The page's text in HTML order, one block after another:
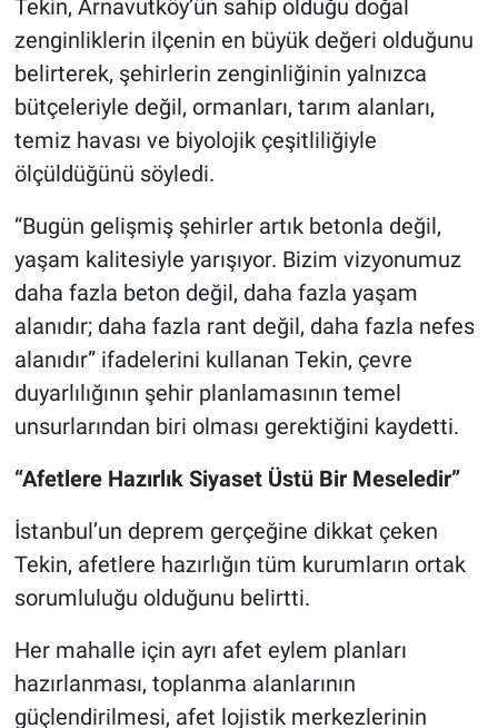
Tekin, Arnavutköy’ün sahip olduğu doğal
zenginliklerin ilçenin en büyük değeri olduğunu
belirterek, şehirlerin zenginliğinin yalnızca
bütçeleriyle değil, ormanları, tarım alanları,
temiz havası ve biyolojik çeşitliliğiyle
ölçüldüğünü söyledi.
“Bugün gelişmiş şehirler artık betonla değil,
yaşam kalitesiyle yarışıyor. Bizim vizyonumuz
daha fazla beton değil, daha fazla yaşam
alanıdır; daha fazla rant değil, daha fazla nefes
alanıdır” ifadelerini kullanan Tekin, çevre
duyarlılığının şehir planlamasının temel
unsurlarından biri olması gerektiğini kaydetti.
“Afetlere Hazırlık Siyaset Üstü Bir Meseledir”
İstanbul’un deprem gerçeğine dikkat çeken
Tekin, afetlere hazırlığın tüm kurumların ortak
sorumluluğu olduğunu belirtti.
Her mahalle için ayrı afet eylem planları
hazırlanması, toplanma alanlarının
güçlendirilmesi, afet lojistik merkezlerinin